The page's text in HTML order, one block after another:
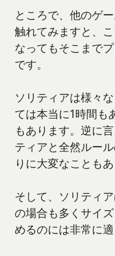
ところで、他のゲ
触れてみますと、
なってもそこまで
です。
ソリティアは様々
ては本当に1時間も
もあります。逆に
ティアと全然ルー
りに大変なこともあ
そして、ソリティ
の場合も多くサイ
めるのには非常に